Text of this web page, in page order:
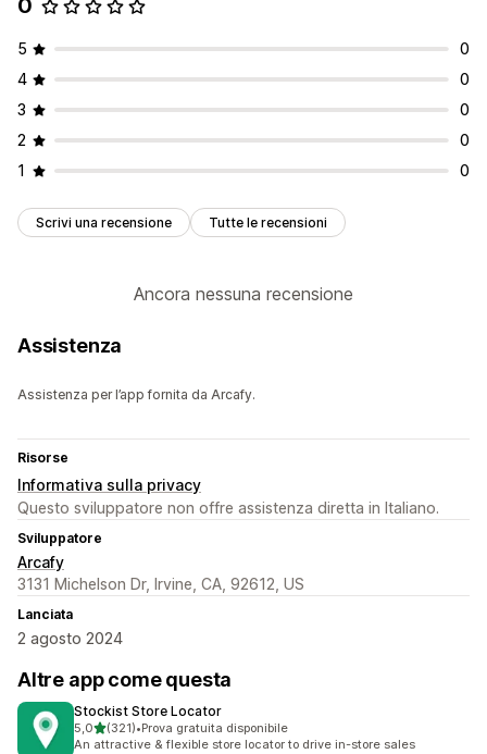
0
5
0
4
0
3
0
2
0
1
0
Scrivi una recensione Tutte le recensioni
Ancora nessuna recensione
Assistenza
Assistenza per l’app fornita da Arcafy.
Risorse
Informativa sulla privacy
Questo sviluppatore non offre assistenza diretta in Italiano.
Sviluppatore
Arcafy
3131 Michelson Dr, Irvine, CA, 92612, US
Lanciata
2 agosto 2024
Altre app come questa
Stockist Store Locator
5,0stelle su 5
(321)
321 recensioni totali
•Prova gratuita disponibile
An attractive & flexible store locator to drive in-store sales